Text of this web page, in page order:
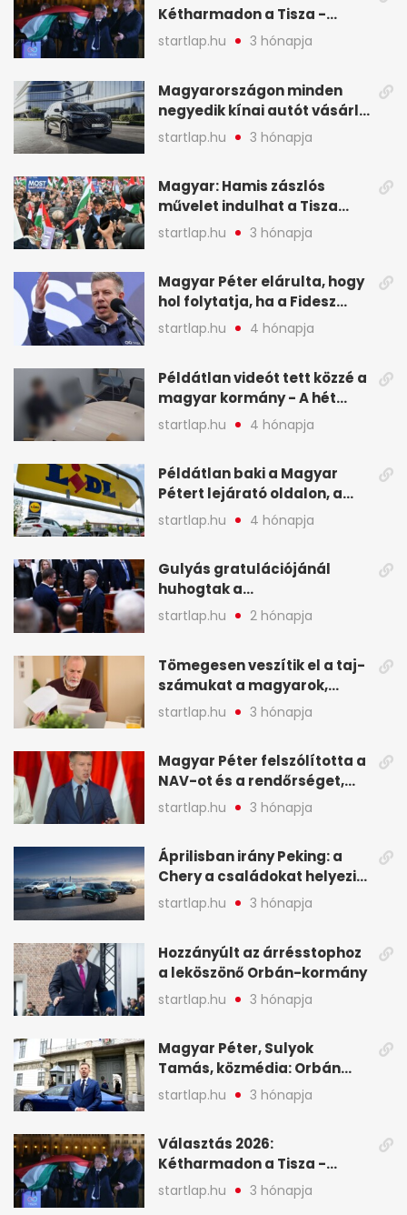
Kétharmadon a Tisza -
mutatjuk, hogyan alakulnak
a mandátumok
startlap.hu 3 hónapja
Magyarországon minden
negyedik kínai autót vásárló
a Chery mellett döntött (X)
startlap.hu 3 hónapja
Magyar: Hamis zászlós
művelet indulhat a Tisza
ellen a választás napján - A
hét legfontosabb eseményei
startlap.hu 3 hónapja
Magyar Péter elárulta, hogy
hol folytatja, ha a Fidesz
nyeri a választást - A hét
legfontosabb hírei
startlap.hu 4 hónapja
Példátlan videót tett közzé a
magyar kormány - A hét
legfontosabb hírei
képekben
startlap.hu 4 hónapja
Példátlan baki a Magyar
Pétert lejárató oldalon, a
Lidlnek azonnal lépnie
kellett - A hét legfontosabb
startlap.hu 4 hónapja
Gulyás gratulációjánál
huhogtak a
leghangosabban, miután
Magyart miniszterelnökké
legfontosabb hírei
képekben
startlap.hu 2 hónapja
Tömegesen veszítik el a taj-
számukat a magyarok,
sokak ellen eljárást indít a
NAV - A hét hírei képekben
startlap.hu 3 hónapja
Magyar Péter felszólította a
NAV-ot és a rendőrséget,
tartóztassák le a NER-es
oligarchákat - A hét
startlap.hu 3 hónapja
Áprilisban irány Peking: a
Chery a családokat helyezi
globális mobilitási
programja középpontjába
startlap.hu 3 hónapja
Hozzányúlt az árrésstophoz
a leköszönő Orbán-kormány
startlap.hu 3 hónapja
Magyar Péter, Sulyok
Tamás, közmédia: Orbán
Viktor április 13. óta hallgat,
közben pörögnek az
startlap.hu 3 hónapja
Választás 2026:
Kétharmadon a Tisza -
mutatjuk, hogyan alakulnak
a mandátumok
startlap.hu 3 hónapja